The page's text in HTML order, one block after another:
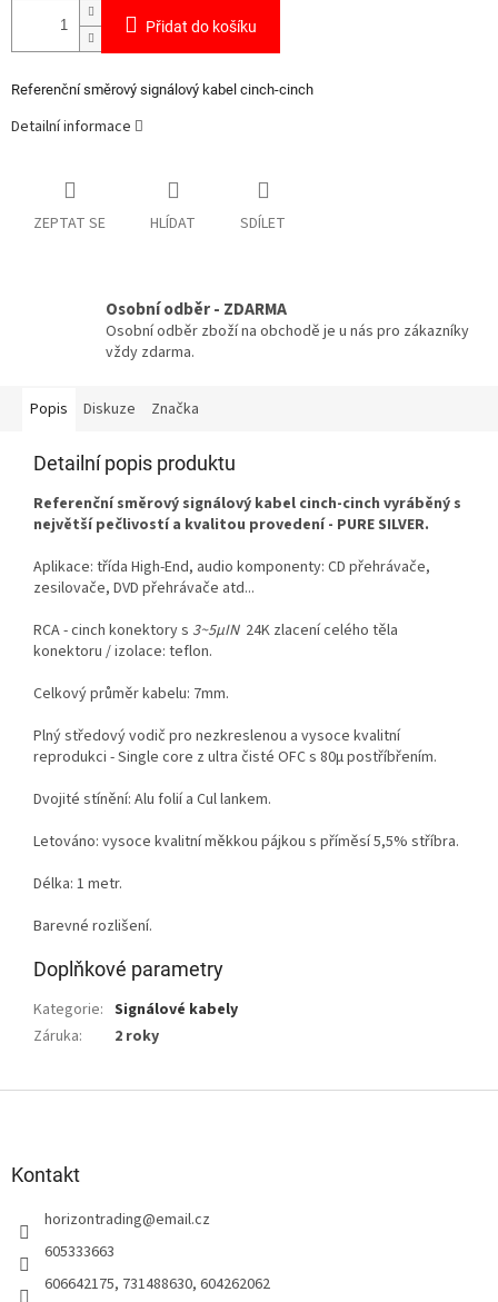
Přidat do košíku
Referenční směrový signálový kabel cinch-cinch
Detailní informace
ZEPTAT SE HLÍDAT SDÍLET
Osobní odběr - ZDARMA
Osobní odběr zboží na obchodě je u nás pro zákazníky
vždy zdarma.
Popis Diskuze Značka
Detailní popis produktu
Referenční směrový signálový kabel cinch-cinch vyráběný s
největší pečlivostí a kvalitou provedení - PURE SILVER.
Aplikace: třída High-End, audio komponenty: CD přehrávače,
zesilovače, DVD přehrávače atd...
RCA - cinch konektory s 3~5µIN 24K zlacení celého těla
konektoru / izolace: teflon.
Celkový průměr kabelu: 7mm.
Plný středový vodič pro nezkreslenou a vysoce kvalitní
reprodukci - Single core z ultra čisté OFC s 80µ postříbřením.
Dvojité stínění: Alu folií a Cul lankem.
Letováno: vysoce kvalitní měkkou pájkou s příměsí 5,5% stříbra.
Délka: 1 metr.
Barevné rozlišení.
Doplňkové parametry
Kategorie: Signálové kabely
Záruka: 2 roky
Kontakt
horizontrading@email.cz
605333663
606642175, 731488630, 604262062